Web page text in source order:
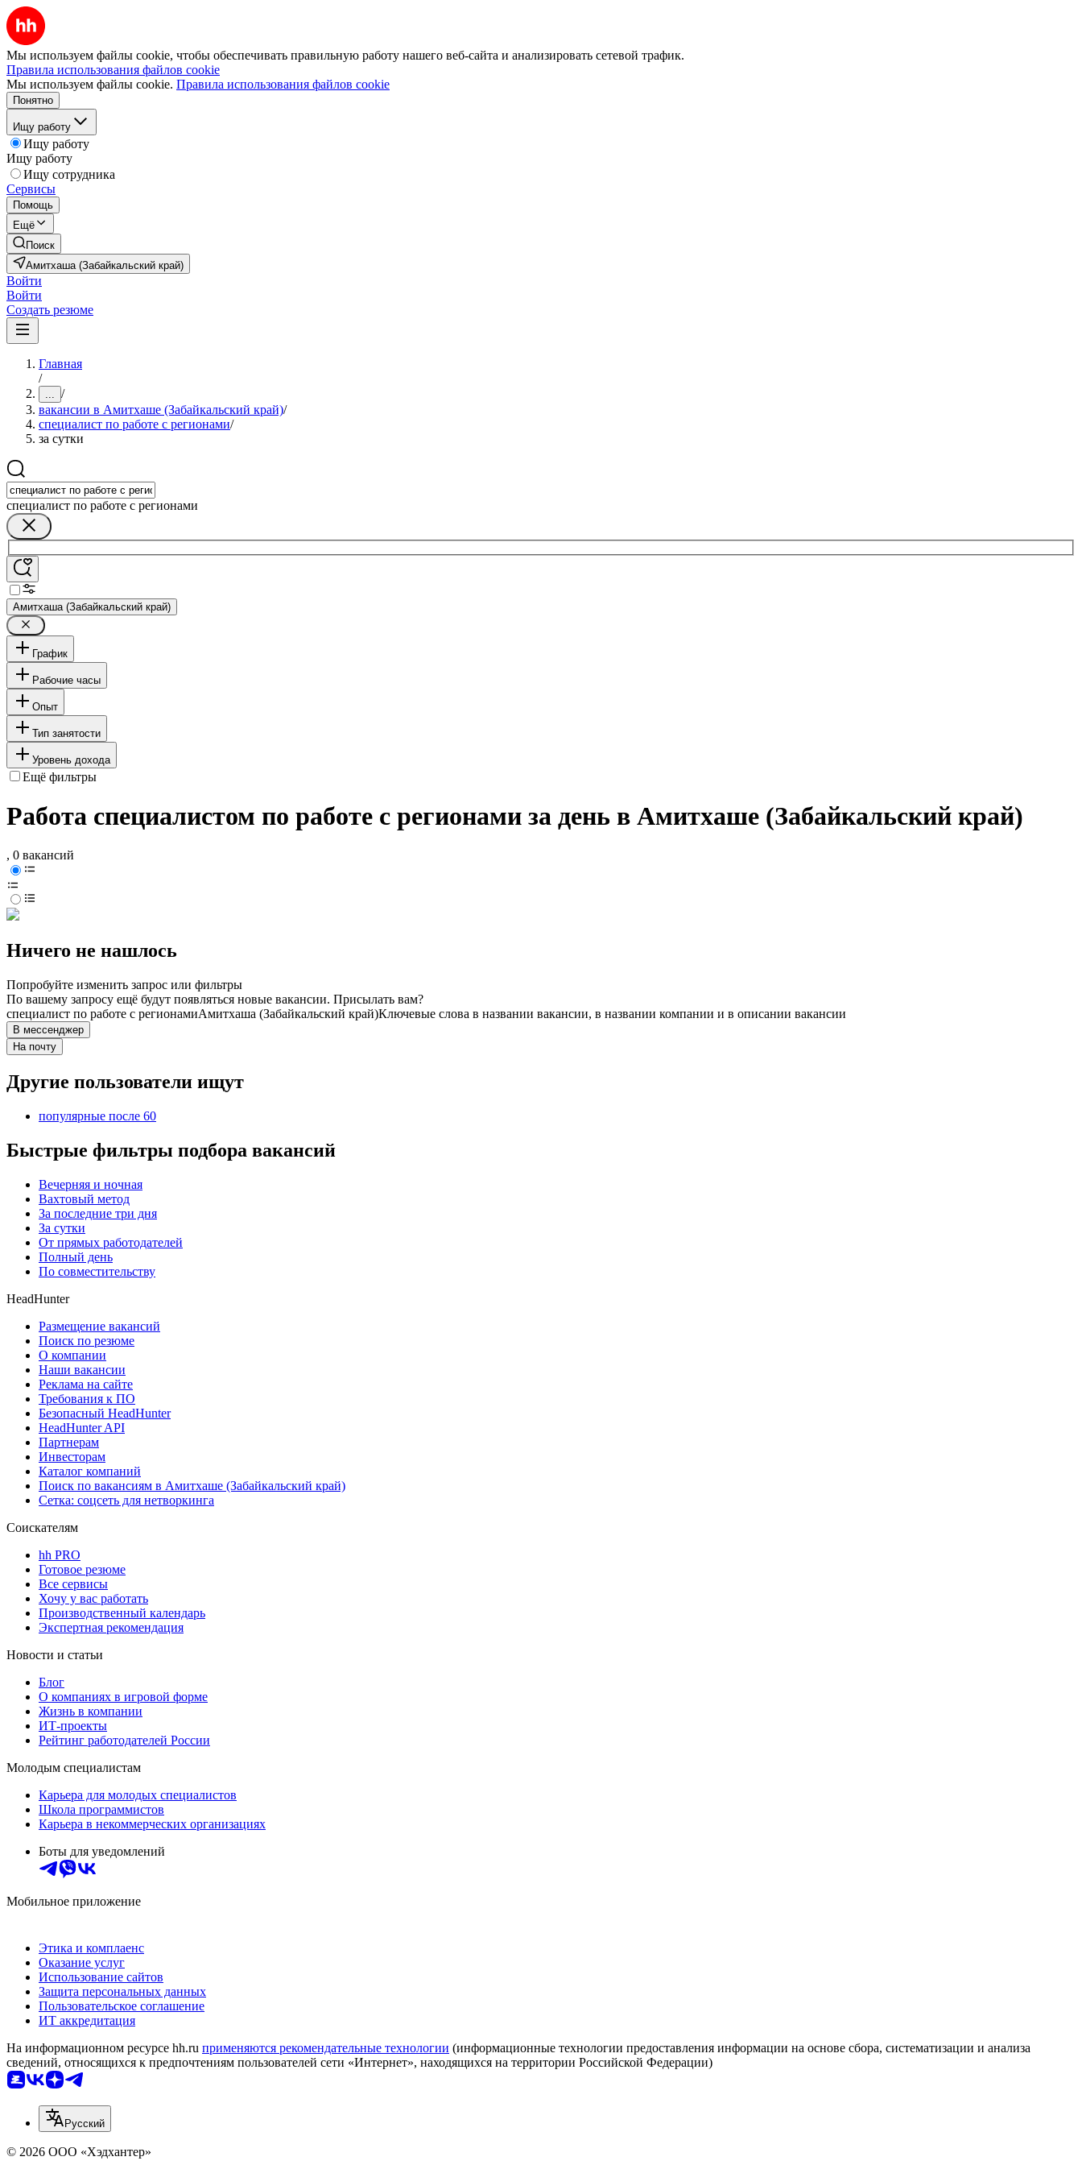
Мы используем файлы cookie, чтобы обеспечивать правильную работу нашего веб-сайта и анализировать сетевой трафик.
Правила использования файлов cookie
Мы используем файлы cookie. Правила использования файлов cookie
Понятно
Ищу работу
Ищу работу
Ищу работу
Ищу сотрудника
Сервисы
Помощь
Ещё
Поиск
Амитхаша (Забайкальский край)
Войти
Войти
Создать резюме
Главная
/
... /
вакансии в Амитхаше (Забайкальский край)/
специалист по работе с регионами/
за сутки
специалист по работе с регионами
Амитхаша (Забайкальский край)
График
Рабочие часы
Опыт
Тип занятости
Уровень дохода
Ещё фильтры
Работа специалистом по работе с регионами за день в Амитхаше (Забайкальский край)
, 0 вакансий
Ничего не нашлось
Попробуйте изменить запрос или фильтры
По вашему запросу ещё будут появляться новые вакансии. Присылать вам?
специалист по работе с регионамиАмитхаша (Забайкальский край)Ключевые слова в названии вакансии, в названии компании и в описании вакансии
В мессенджер
На почту
Другие пользователи ищут
популярные после 60
Быстрые фильтры подбора вакансий
Вечерняя и ночная
Вахтовый метод
За последние три дня
За сутки
От прямых работодателей
Полный день
По совместительству
HeadHunter
Размещение вакансий
Поиск по резюме
О компании
Наши вакансии
Реклама на сайте
Требования к ПО
Безопасный HeadHunter
HeadHunter API
Партнерам
Инвесторам
Каталог компаний
Поиск по вакансиям в Амитхаше (Забайкальский край)
Сетка: соцсеть для нетворкинга
Соискателям
hh PRO
Готовое резюме
Все сервисы
Хочу у вас работать
Производственный календарь
Экспертная рекомендация
Новости и статьи
Блог
О компаниях в игровой форме
Жизнь в компании
ИТ-проекты
Рейтинг работодателей России
Молодым специалистам
Карьера для молодых специалистов
Школа программистов
Карьера в некоммерческих организациях
Боты для уведомлений
Мобильное приложение
Этика и комплаенс
Оказание услуг
Использование сайтов
Защита персональных данных
Пользовательское соглашение
ИТ аккредитация
На информационном ресурсе hh.ru применяются рекомендательные технологии (информационные технологии предоставления информации на основе сбора, систематизации и анализа
сведений, относящихся к предпочтениям пользователей сети «Интернет», находящихся на территории Российской Федерации)
Русский
© 2026 ООО «Хэдхантер»